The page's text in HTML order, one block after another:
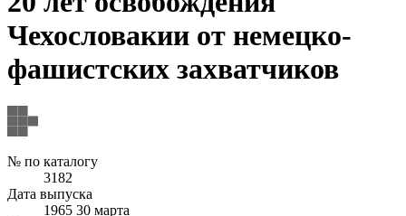
Чехословакии от немецко-
фашистских захватчиков
№ по каталогу
3182
Дата выпуска
1965 30 марта